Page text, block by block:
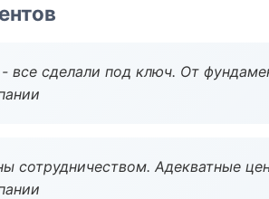
все сделали под ключ. От
сотрудничеством. Адекватные